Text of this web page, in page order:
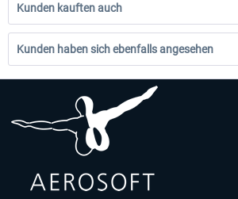
Kunden kauften auch
Kunden haben sich ebenfalls angesehen